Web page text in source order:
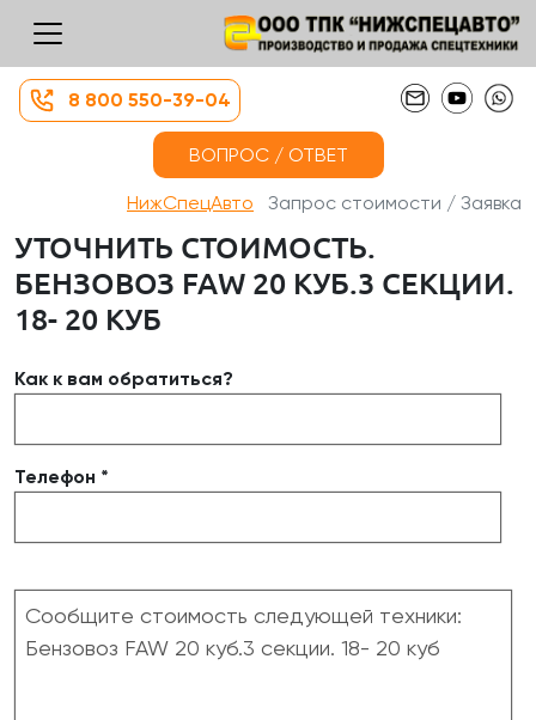
8 800 550-39-04
ВОПРОС / ОТВЕТ
НижСпецАвто Запрос стоимости / Заявка
УТОЧНИТЬ СТОИМОСТЬ.
БЕНЗОВОЗ FAW 20 КУБ.3 СЕКЦИИ.
18- 20 КУБ
Как к вам обратиться?
Телефон *